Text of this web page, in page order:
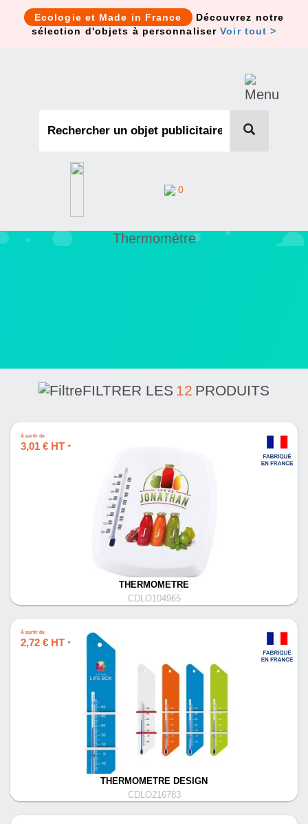
Ecologie et Made in France
Découvrez notre
sélection d'objets à personnaliserVoir tout >
0
Thermomètre
FILTRER LES 12 PRODUITS
À partir de
3,01 € HT *
THERMOMETRE
CDLO104965
À partir de
2,72 € HT *
THERMOMETRE DESIGN
CDLO216783
Cookies management panel